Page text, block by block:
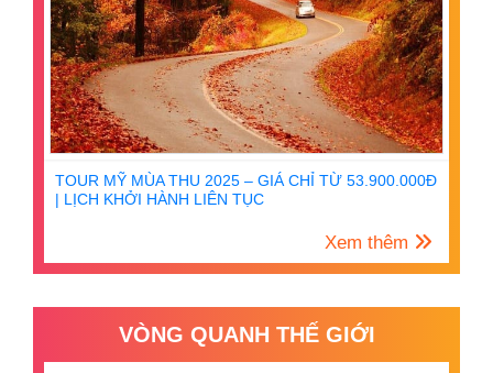
TOUR MỸ MÙA THU 2025 – GIÁ CHỈ TỪ 53.900.000Đ
| LỊCH KHỞI HÀNH LIÊN TỤC
Xem thêm
VÒNG QUANH THẾ GIỚI